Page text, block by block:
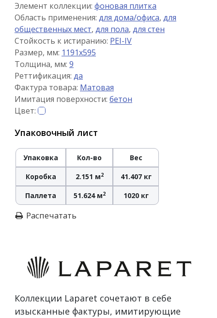
Элемент коллекции: фоновая плитка
Область применения: для дома/офиса, для
общественных мест, для пола, для стен
Стойкость к истиранию: PEI-IV
Размер, мм: 1191x595
Толщина, мм: 9
Реттификация: да
Фактура товара: Матовая
Имитация поверхности: бетон
Цвет:
Упаковочный лист
Упаковка Кол-во Вес
Коробка 2.151 м2 41.407 кг
Паллета 51.624 м2 1020 кг
Распечатать
Коллекции Laparet сочетают в себе
изысканные фактуры, имитирующие